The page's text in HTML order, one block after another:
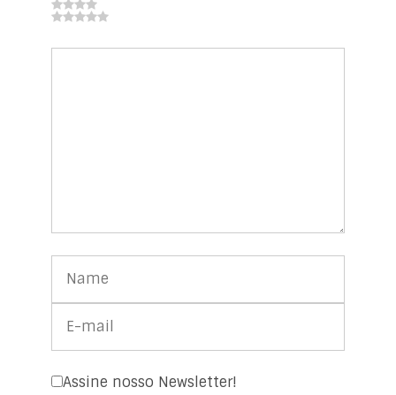
5
de
estrelas
3 de
5
estrelas
4 de 5
estrelas
Assine nosso Newsletter!